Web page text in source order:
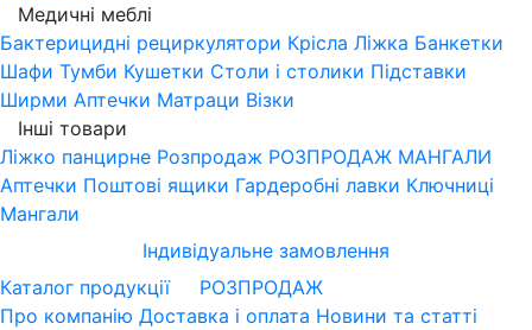
Медичні меблі
Бактерицидні рециркулятори Крісла Ліжка Банкетки
Шафи Тумби Кушетки Столи і столики Підставки
Ширми Аптечки Матраци Візки
Інші товари
Ліжко панцирне Розпродаж РОЗПРОДАЖ МАНГАЛИ
Аптечки Поштові ящики Гардеробні лавки Ключниці
Мангали
Індивідуальне замовлення
Каталог продукції
РОЗПРОДАЖ
Про компанію Доставка і оплата Новини та статті